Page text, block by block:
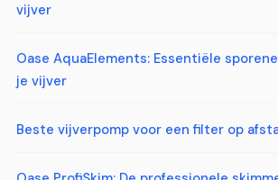
vijver
Oase AquaElements: Essentiële
je vijver
Beste vijverpomp voor een filter op